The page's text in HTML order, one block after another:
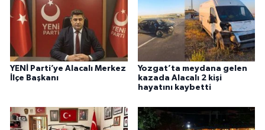
YENİ Parti’ye Alacalı Merkez
İlçe Başkanı
Yozgat’ta meydana gelen
kazada Alacalı 2 kişi
hayatını kaybetti